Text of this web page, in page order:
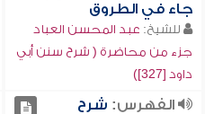
جاء في الطروق
للشيخ: عبد المحسن العباد
جزء من محاضرة ( شرح سنن أبي
داود [327])
الفهرس: شرح